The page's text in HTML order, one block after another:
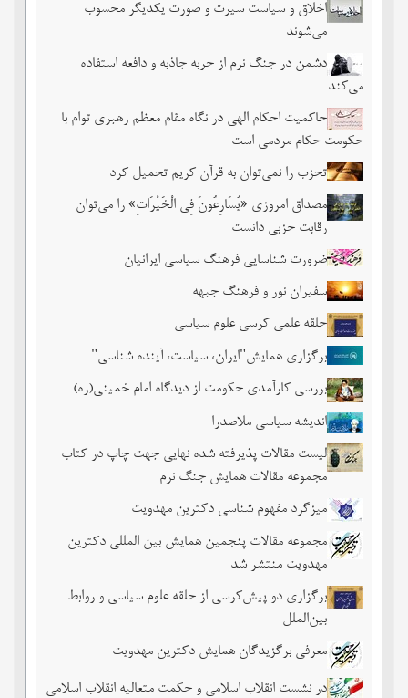
اخلاق و سیاست سیرت و صورت یکدیگر محسوب
می‌شوند
دشمن در جنگ نرم از حربه جاذبه و دافعه استفاده
می‌کند
حاکمیت احکام الهی در نگاه مقام معظم رهبری توام با
حکومت حکام مردمی است
تحزب را نمی‌توان به قرآن کریم تحمیل کرد
مصداق امروزی «یُسَارِعُونَ فِی الْخَیْرَاتِ» را می‌توان
رقابت حزبی دانست
ضرورت شناسایی فرهنگ سیاسی ایرانیان
سفیران نور و فرهنگ جبهه
حلقه علمی کرسی علوم سیاسی
برگزاری همایش"ایران، سیاست، آینده شناسی"
بررسی کارآمدی حکومت از دیدگاه امام خمینی(ره)
اندیشه سیاسی ملاصدرا
لیست مقالات پذیرفته شده نهایی جهت چاپ در کتاب
مجموعه مقالات همایش جنگ نرم
میزگرد مفهوم شناسی دکترین مهدویت
مجموعه مقالات پنجمین همایش بین المللی دکترین
مهدویت منتشر شد
برگزاری دو پیش‌کرسی از حلقه علوم سیاسی و روابط
بین‌الملل
معرفی برگزیدگان همایش دکترین مهدویت
در نشست انقلاب اسلامی و حکمت متعالیه انقلاب اسلامی